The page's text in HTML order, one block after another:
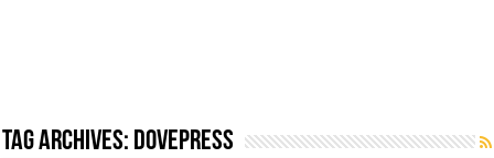
Tag Archives: dovepress